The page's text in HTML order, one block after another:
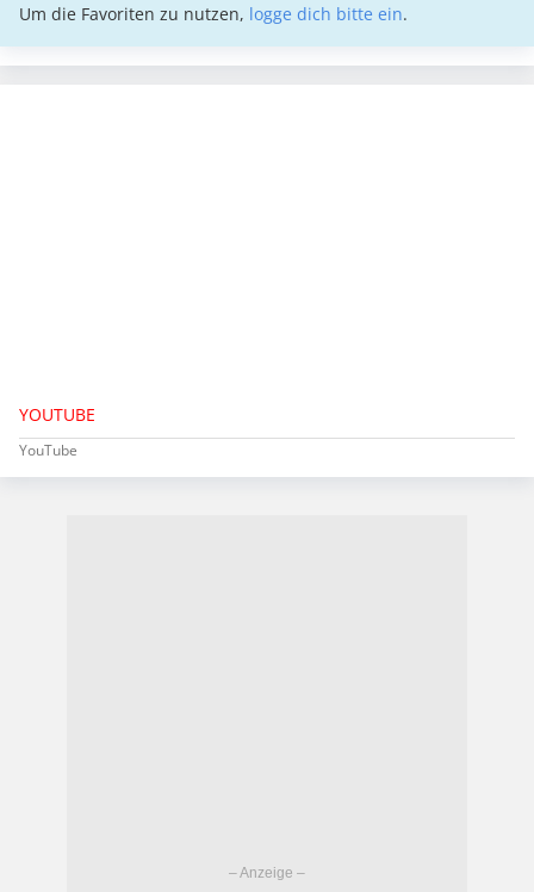
Um die Favoriten zu nutzen, logge dich bitte ein.
YOUTUBE
YouTube